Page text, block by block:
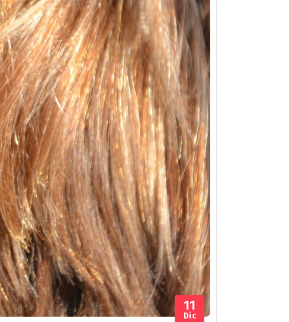
11
Dic